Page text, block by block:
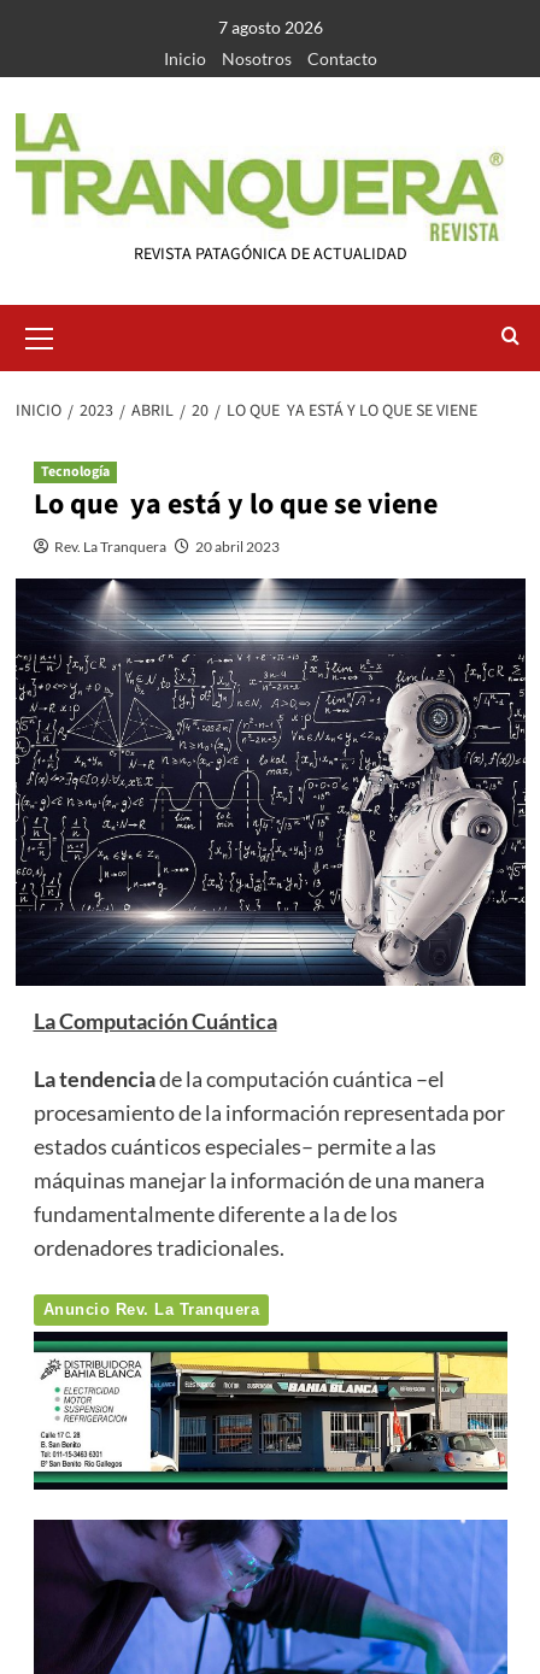
contenido
7 agosto 2026
Inicio
Nosotros Contacto
REVISTA PATAGÓNICA DE ACTUALIDAD
primario
INICIO 2023 ABRIL 20 LO QUE YA ESTÁ Y LO QUE SE VIENE
Tecnología
Lo que ya está y lo que se viene
Rev. La Tranquera 20 abril 2023
La Computación Cuántica
La tendenciade la computación cuántica –el
procesamiento de la información representada por
estados cuánticos especiales– permite a las
máquinas manejar la información de una manera
fundamentalmente diferente a la de los
ordenadores tradicionales.
Anuncio Rev. La Tranquera